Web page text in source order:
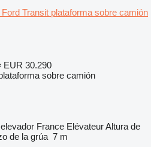
Ford Transit plataforma sobre camión
EUR 30.290
sobre camión
France ElévateurAltura de
de la grúa 7 m